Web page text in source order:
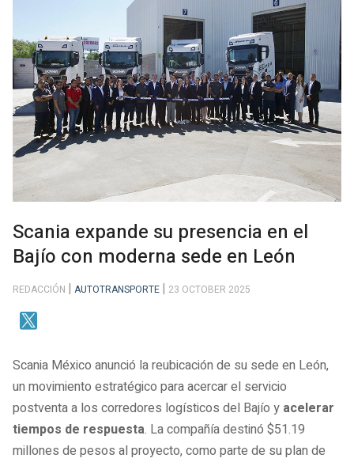
Scania expande su presencia en el
Bajío con moderna sede en León
REDACCIÓN AUTOTRANSPORTE 23 OCTOBER 2025
Scania México anunció la reubicación de su sede en León,
un movimiento estratégico para acercar el servicio
postventa a los corredores logísticos del Bajío y acelerar
tiempos de respuesta. La compañía destinó $51.19
millones de pesos al proyecto, como parte de su plan de